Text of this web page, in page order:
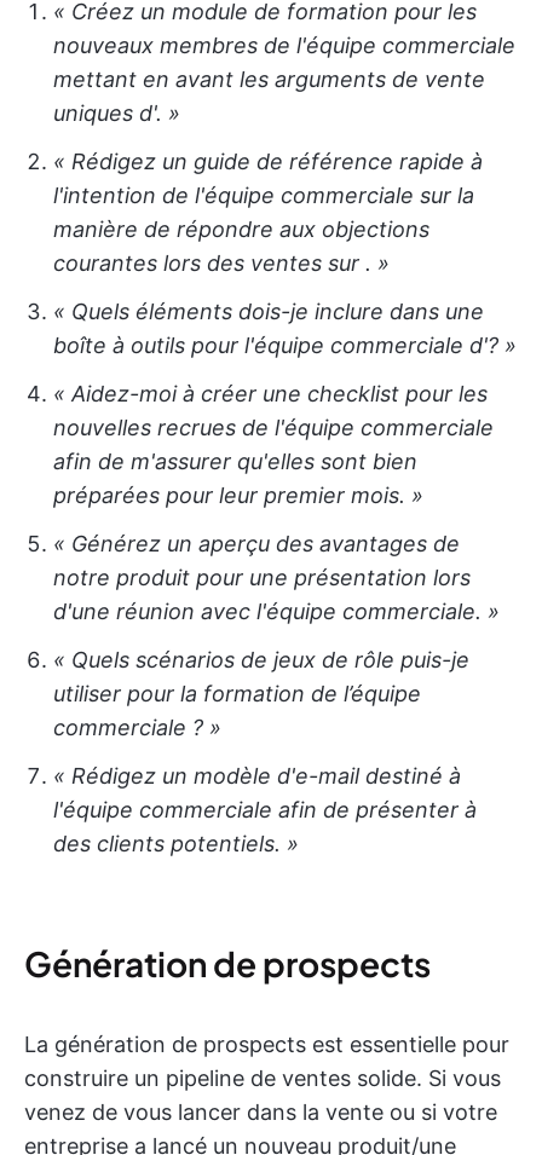
« Créez un module de formation pour les
nouveaux membres de l'équipe commerciale
mettant en avant les arguments de vente
uniques d'. »
« Rédigez un guide de référence rapide à
l'intention de l'équipe commerciale sur la
manière de répondre aux objections
courantes lors des ventes sur . »
« Quels éléments dois-je inclure dans une
boîte à outils pour l'équipe commerciale d'? »
« Aidez-moi à créer une checklist pour les
nouvelles recrues de l'équipe commerciale
afin de m'assurer qu'elles sont bien
préparées pour leur premier mois. »
« Générez un aperçu des avantages de
notre produit pour une présentation lors
d'une réunion avec l'équipe commerciale. »
« Quels scénarios de jeux de rôle puis-je
utiliser pour la formation de l’équipe
commerciale ? »
« Rédigez un modèle d'e-mail destiné à
l'équipe commerciale afin de présenter à
des clients potentiels. »
Génération de prospects
La génération de prospects est essentielle pour
construire un pipeline de ventes solide. Si vous
venez de vous lancer dans la vente ou si votre
entreprise a lancé un nouveau produit/une